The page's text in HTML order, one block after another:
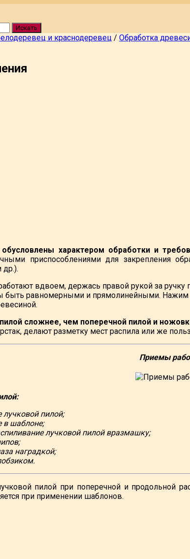
Искать
и краснодеревец / Обработка
характером обработки и
приспособлениями для закрепления
вдвоем, держась правой рукой за
равномерными и прямолинейными. Нажим
сложнее, чем поперечной пилой и
делают разметку мест распила или же
Приемы
лучковой пилой;
в шаблоне;
лучковой пилой вразмашку;
наградкой;
пилой при поперечной и продольной
при применении шаблонов.